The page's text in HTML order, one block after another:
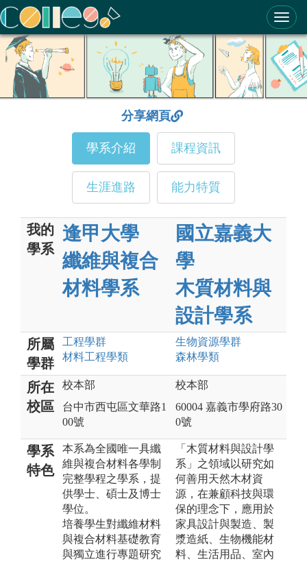
ColleGo! 大學選才與高中育才輔助系統
分享網頁
學系介紹 課程資訊
生涯進路 能力特質
我的
學系
逢甲大學
纖維與複合
材料學系
國立嘉義大
學
木質材料與
設計學系
所屬
學群
工程學群
材料工程學類
生物資源學群
森林學類
所在
校區
校本部
台中市西屯區文華路1
00號
校本部
60004 嘉義市學府路30
0號
學系
特色
本系為全國唯一具纖
維與複合材料各學制
完整學程之學系，提
供學士、碩士及博士
學位。
培養學生對纖維材料
與複合材料基礎教育
與獨立進行專題研究
「木質材料與設計學
系」之領域以研究如
何善用天然木材資
源，在兼顧科技與環
保的理念下，應用於
家具設計與製造、製
漿造紙、生物機能材
料、生活用品、室內